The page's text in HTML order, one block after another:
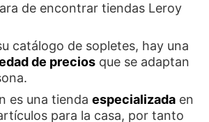
de encontrar tiendas Leroy
catálogo de sopletes, hay una
de precios que se adaptan
es una tienda especializada en
para la casa, por tanto